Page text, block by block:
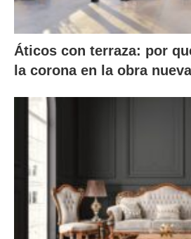
Áticos con terraza: por
la corona en la obra nueva